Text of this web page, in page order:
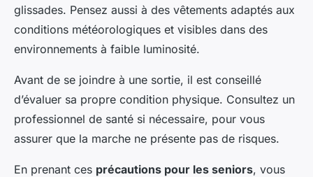
glissades. Pensez aussi à des vêtements adaptés aux
conditions météorologiques et visibles dans des
environnements à faible luminosité.
Avant de se joindre à une sortie, il est conseillé
d’évaluer sa propre condition physique. Consultez un
professionnel de santé si nécessaire, pour vous
assurer que la marche ne présente pas de risques.
En prenant ces précautions pour les seniors, vous